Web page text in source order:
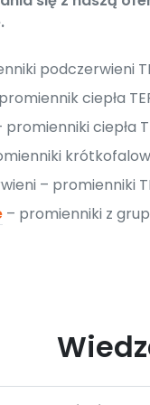
podczerwieni
ciepła
promienniki ciepła
– promienniki
– promienniki z